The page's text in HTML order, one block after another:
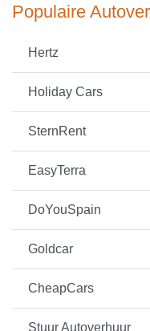
Populaire
Hertz
Holiday Cars
SternRent
EasyTerra
DoYouSpain
Goldcar
CheapCars
Stuur Autoverhuur